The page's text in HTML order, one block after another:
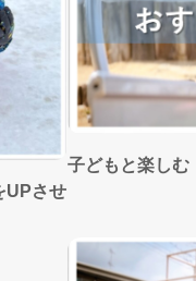
UPさせ
子どもと楽しむ